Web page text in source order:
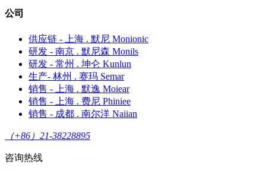
公司
供应链 - 上海 . 默尼 Monionic
研发 - 南京 . 默尼森 Monils
研发 - 常州 . 坤仑 Kunlun
生产- 林州 . 赛玛 Semar
销售 - 上海 . 默逸 Moiear
销售 - 上海 . 费尼 Phiniee
销售 - 成都 . 南尔洋 Naiian
（+86）21-38228895
咨询热线